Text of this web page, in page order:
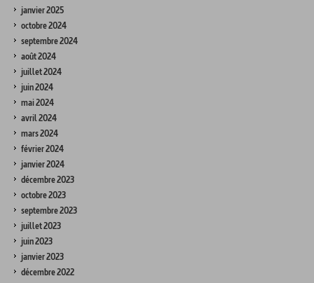
janvier 2025
octobre 2024
septembre 2024
août 2024
juillet 2024
juin 2024
mai 2024
avril 2024
mars 2024
février 2024
janvier 2024
décembre 2023
octobre 2023
septembre 2023
juillet 2023
juin 2023
janvier 2023
décembre 2022